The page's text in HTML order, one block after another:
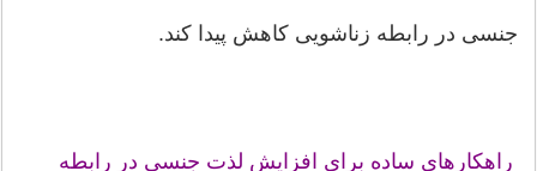
جنسی در رابطه زناشویی کاهش پیدا کند.
راهکارهای ساده برای افزایش لذت جنسی در رابطه